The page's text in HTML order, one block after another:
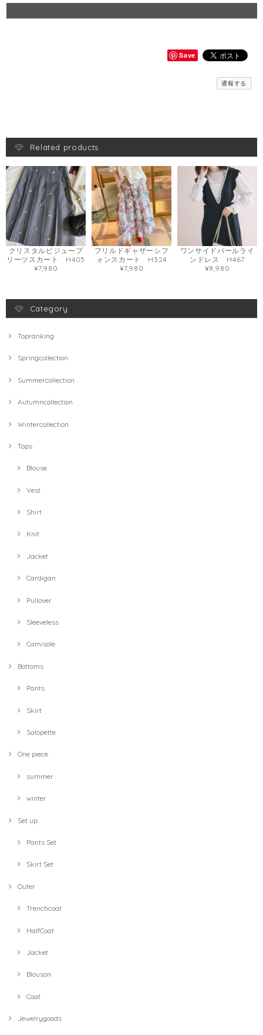
Save
通報する
Related products
クリスタルビジュープ
リーツスカート H405
¥7,980
フリルドギャザーシフ
ォンスカート H324
¥7,980
ワンサイドパールライ
ンドレス H467
¥8,980
Category
Topranking
Springcollection
Summercollection
Autumncollection
Wintercollection
Tops
Blouse
Vest
Shirt
Knit
Jacket
Cardigan
Pullover
Sleeveless
Camisole
Bottoms
Pants
Skirt
Salopette
One piece
summer
winter
Set up
Pants Set
Skirt Set
Outer
Trenchcoat
HalfCoat
Jacket
Blouson
Coat
Jewelrygoods